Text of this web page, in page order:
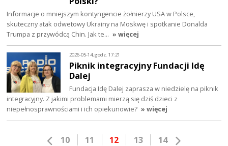
Informacje o mniejszym kontyngencie żołnierzy USA w Polsce,
skuteczny atak odwetowy Ukrainy na Moskwę i spotkanie Donalda
Trumpa z przywódcą Chin. Jak te… » więcej
2026-05-14, godz. 17:21
Piknik integracyjny Fundacji Idę
Dalej
Fundacja Idę Dalej zaprasza w niedzielę na piknik
integracyjny. Z jakimi problemami mierzą się dziś dzieci z
niepełnosprawnościami i ich opiekunowie? » więcej
10 11 12 13 14